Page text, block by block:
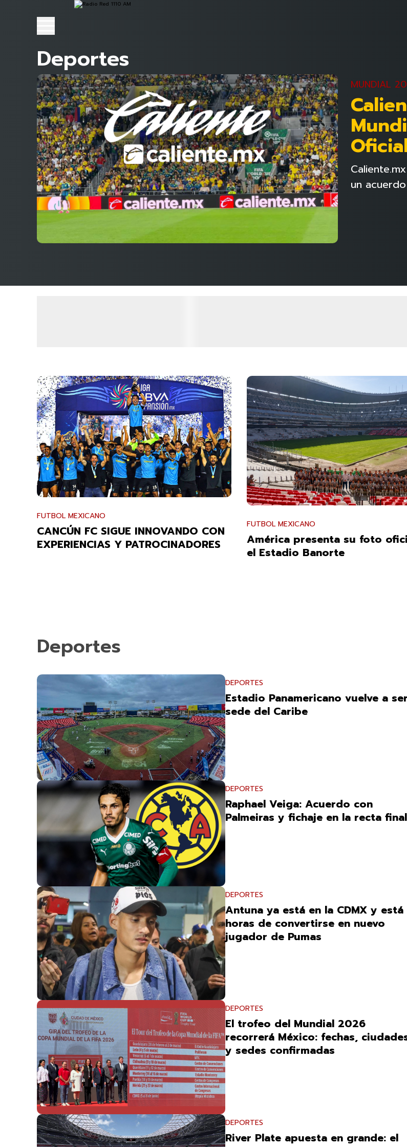
Deportes
MUNDIAL
un
FUTBOL MEXICANO
CANCÚN FC SIGUE INNOVANDO CON
EXPERIENCIAS Y PATROCINADORES
FUTBOL MEXICANO
América presenta su foto
el Estadio Banorte
Deportes
DEPORTES
Estadio Panamericano vuelve a ser
sede del Caribe
DEPORTES
Raphael Veiga: Acuerdo con
Palmeiras y fichaje en la recta final
DEPORTES
Antuna ya está en la CDMX y está
horas de convertirse en nuevo
jugador de Pumas
DEPORTES
El trofeo del Mundial 2026
recorrerá México: fechas,
y sedes confirmadas
DEPORTES
River Plate apuesta en grande: el